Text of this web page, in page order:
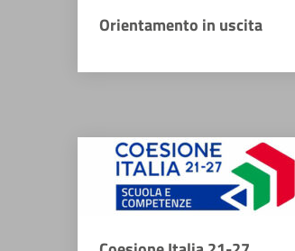
Orientamento in uscita